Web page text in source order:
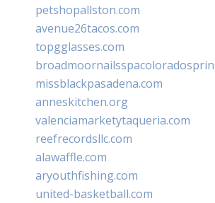
petshopallston.com
avenue26tacos.com
topgglasses.com
missblackpasadena.com
anneskitchen.org
valenciamarketytaqueria.com
reefrecordsllc.com
alawaffle.com
aryouthfishing.com
united-basketball.com